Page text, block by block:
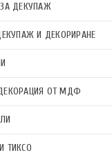
ДЕКУПАЖ
И ДЕКОРИРАНЕ
ОТ МДФ
ТИКСО